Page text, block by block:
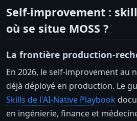
Self-improvement :
où se situe MOSS ?
La frontière production-
En 2026, le self-improvement au
déjà déployé en production. Le
Skills de l'AI-Native Playbook
en ingénierie, finance et